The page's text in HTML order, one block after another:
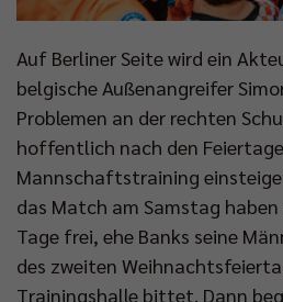
Auf Berliner Seite wird ein
belgische Außenangreifer
Problemen an der rechten
hoffentlich nach den
Mannschaftstraining
das Match am Samstag haben
Tage frei, ehe Banks seine
des zweiten
Trainingshalle bittet. Dann